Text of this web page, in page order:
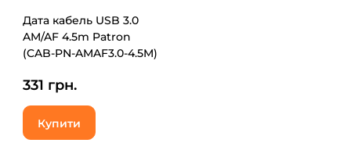
Дата кабель USB 3.0
AM/AF 4.5m Patron
(CAB-PN-AMAF3.0-4.5M)
331 грн.
Купити